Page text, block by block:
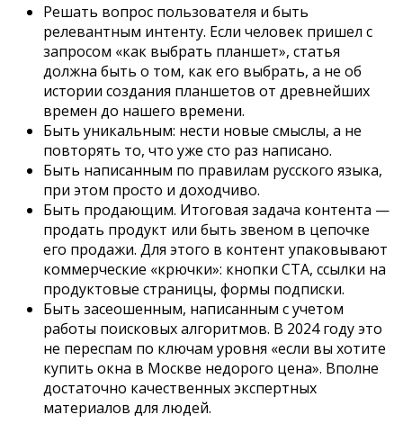
Решать вопрос пользователя и быть
релевантным интенту. Если человек пришел с
запросом «как выбрать планшет», статья
должна быть о том, как его выбрать, а не об
истории создания планшетов от древнейших
времен до нашего времени.
Быть уникальным: нести новые смыслы, а не
повторять то, что уже сто раз написано.
Быть написанным по правилам русского языка,
при этом просто и доходчиво.
Быть продающим. Итоговая задача контента —
продать продукт или быть звеном в цепочке
его продажи. Для этого в контент упаковывают
коммерческие «крючки»: кнопки CTA, ссылки на
продуктовые страницы, формы подписки.
Быть засеошенным, написанным с учетом
работы поисковых алгоритмов. В 2024 году это
не переспам по ключам уровня «если вы хотите
купить окна в Москве недорого цена». Вполне
достаточно качественных экспертных
материалов для людей.